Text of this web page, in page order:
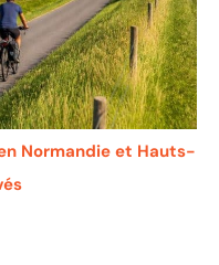
Normandie et Hauts-